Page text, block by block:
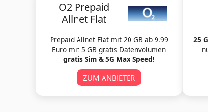
O2 Prepaid
Allnet Flat
Prepaid Allnet Flat mit 20 GB ab 9.99
Euro mit 5 GB gratis Datenvolumen
gratis Sim & 5G Max Speed!
ZUM ANBIETER
25